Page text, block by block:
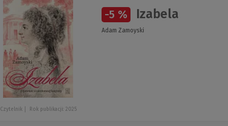
-5 % Izabela
Adam Zamoyski
Czytelnik Rok publikacji: 2025